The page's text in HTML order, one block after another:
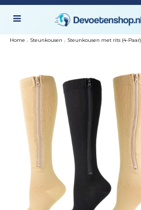
Home › Steunkousen › Steunkousen met rits (4-Paar)